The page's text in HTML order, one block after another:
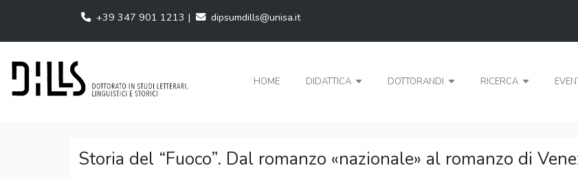
+39 347 901 1213 | dipsumdills@unisa.it
HOME DIDATTICA DOTTORANDI RICERCA
Storia del “Fuoco”. Dal romanzo «nazionale» al romanzo di